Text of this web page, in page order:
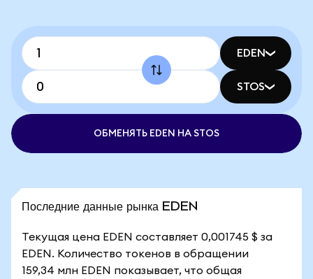
EDEN
STOS
ОБМЕНЯТЬ EDEN НА STOS
Последние данные рынка EDEN
Текущая цена EDEN составляет 0,001745 $ за
EDEN. Количество токенов в обращении
159,34 млн EDEN показывает, что общая